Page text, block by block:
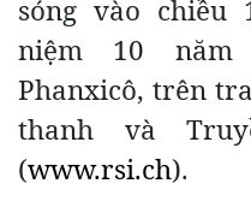
sóng vào chiều
niệm 10 năm
Phanxicô, trên
thanh và
(www.rsi.ch).